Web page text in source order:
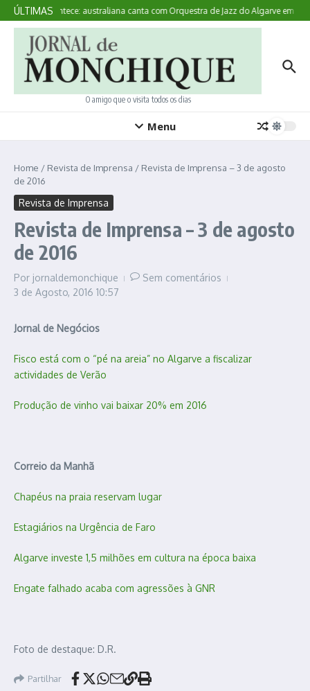
Ir para o conteúdo
ÚLTIMAS
Aqui Acontece: australiana canta com Orquestra de Jazz do Algarve em
O amigo que o visita todos os dias
Menu
Home / Revista de Imprensa / Revista de Imprensa – 3 de agosto
de 2016
Revista de Imprensa
Revista de Imprensa – 3 de agosto
de 2016
Por jornaldemonchique
Sem comentários
3 de Agosto, 2016 10:57
Jornal de Negócios
Fisco está com o “pé na areia” no Algarve a fiscalizar
actividades de Verão
Produção de vinho vai baixar 20% em 2016
Correio da Manhã
Chapéus na praia reservam lugar
Estagiários na Urgência de Faro
Algarve investe 1,5 milhões em cultura na época baixa
Engate falhado acaba com agressões à GNR
Foto de destaque: D.R.
Partilhar